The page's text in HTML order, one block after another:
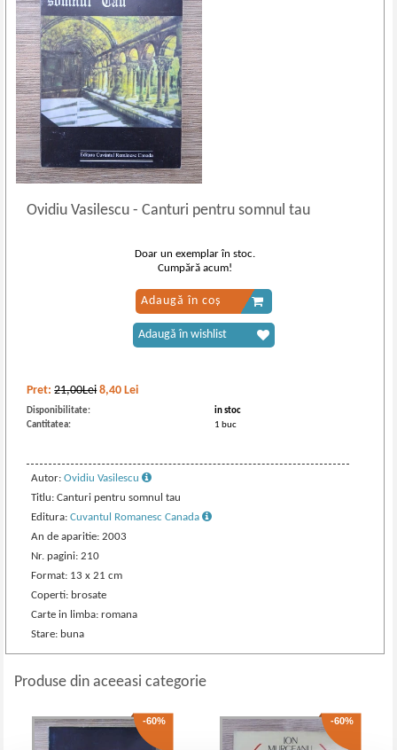
Ovidiu Vasilescu- Canturi pentru somnul tau
Pret:21,00Lei 8,40 Lei
Disponibilitate:
in stoc
Cantitatea:
1 buc
Autor:Ovidiu Vasilescu
Titlu: Canturi pentru somnul tau
Editura:Cuvantul Romanesc Canada
An de aparitie: 2003
Nr. pagini: 210
Format: 13 x 21 cm
Coperti: brosate
Carte in limba: romana
Stare: buna
Doar un exemplar în stoc.
Cumpără acum!
Adaugă în coș
Adaugă în wishlist
Produse din aceeasi categorie
-60% -60%